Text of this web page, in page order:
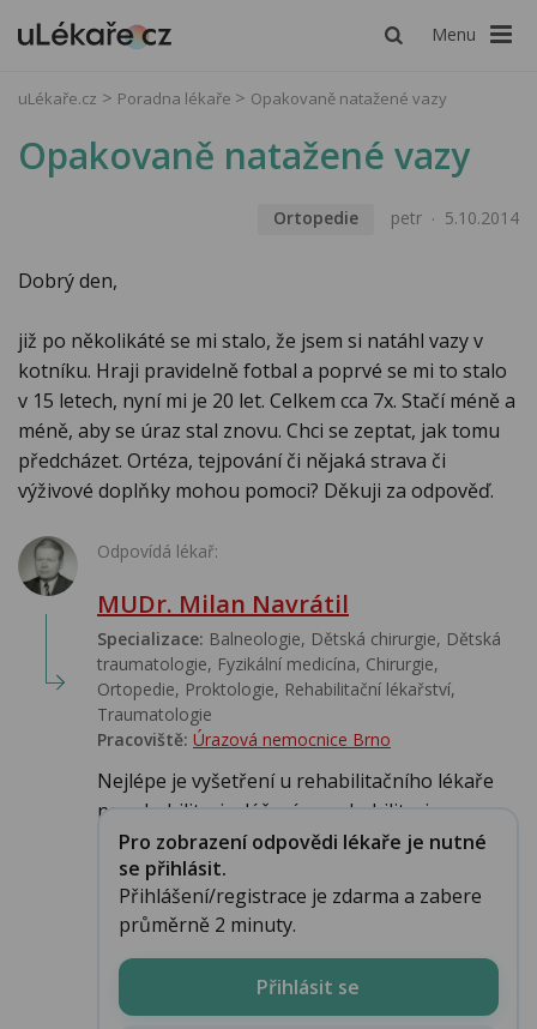
Menu
uLékaře.cz Poradna lékaře Opakovaně natažené vazy
Opakovaně natažené vazy
Ortopedie petr 5.10.2014
Dobrý den,
již po několikáté se mi stalo, že jsem si natáhl vazy v
kotníku. Hraji pravidelně fotbal a poprvé se mi to stalo
v 15 letech, nyní mi je 20 let. Celkem cca 7x. Stačí méně a
méně, aby se úraz stal znovu. Chci se zeptat, jak tomu
předcházet. Ortéza, tejpování či nějaká strava či
výživové doplňky mohou pomoci? Děkuji za odpověď.
Odpovídá lékař:
MUDr. Milan Navrátil
Specializace: Balneologie, Dětská chirurgie, Dětská
traumatologie, Fyzikální medicína, Chirurgie,
Ortopedie, Proktologie, Rehabilitační lékařství‎,
Traumatologie
Pracoviště: Úrazová nemocnice Brno
Nejlépe je vyšetření u rehabilitačního lékaře
na rehabilitaci a léčení na rehabilitaci u...
Pro zobrazení odpovědi lékaře je nutné
se přihlásit.
Přihlášení/registrace je zdarma a zabere
průměrně 2 minuty.
Přihlásit se